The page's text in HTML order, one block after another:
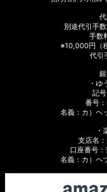
別途代引手
手
※10,000円（
代引
・ゆ
記
番号
名義：カ）ヘ
・
支店名
口座番号
名義：カ）ヘ